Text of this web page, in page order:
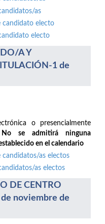
as
candidato electo
electo
A Y
1 de
o presencialmente
No se admitirá ninguna
en el calendario
candidatos/as electos
as electos
DE CENTRO
de noviembre de